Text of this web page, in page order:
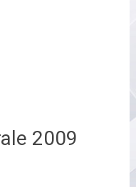
2009